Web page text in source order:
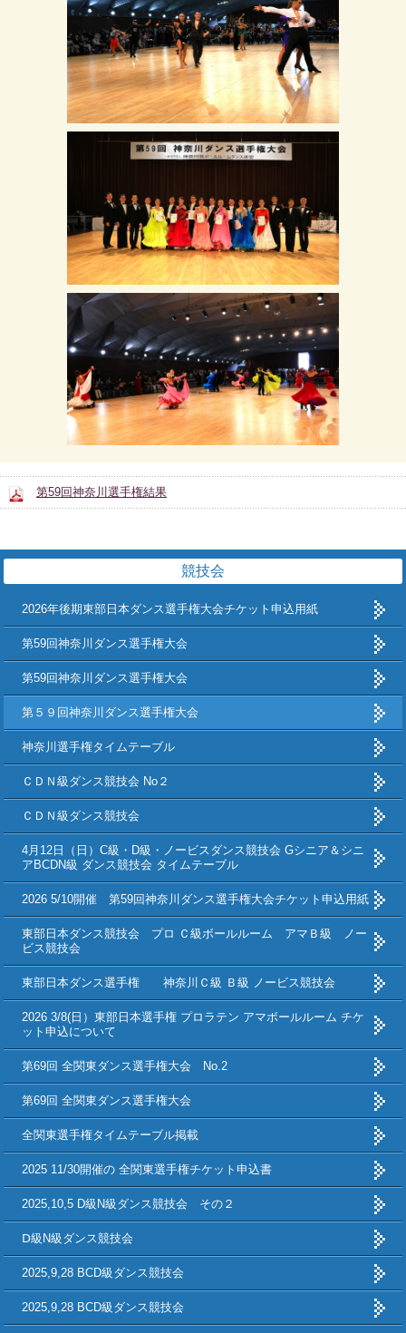
第59回神奈川選手権結果
競技会
2026年後期東部日本ダンス選手権大会チケット申込用紙
第59回神奈川ダンス選手権大会
第59回神奈川ダンス選手権大会
第５９回神奈川ダンス選手権大会
神奈川選手権タイムテーブル
ＣＤＮ級ダンス競技会 No２
ＣＤＮ級ダンス競技会
4月12日（日）C級・D級・ノービスダンス競技会 Gシニア＆シニ
アBCDN級 ダンス競技会 タイムテーブル
2026 5/10開催 第59回神奈川ダンス選手権大会チケット申込用紙
東部日本ダンス競技会 プロ Ｃ級ボールルーム アマＢ級 ノー
ビス競技会
東部日本ダンス選手権 神奈川Ｃ級 Ｂ級 ノービス競技会
2026 3/8(日）東部日本選手権 プロラテン アマボールルーム チケ
ット申込について
第69回 全関東ダンス選手権大会 No.2
第69回 全関東ダンス選手権大会
全関東選手権タイムテーブル掲載
2025 11/30開催の 全関東選手権チケット申込書
2025,10,5 D級N級ダンス競技会 その２
Ⅾ級N級ダンス競技会
2025,9,28 BCD級ダンス競技会
2025,9,28 BCD級ダンス競技会